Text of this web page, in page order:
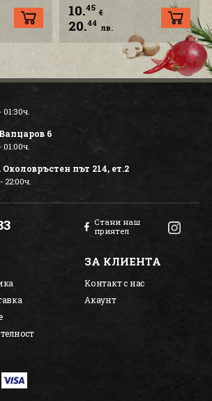
10.45 €
20.44 лв.
01:30ч.
6
01:00ч.
път 214, ет.2
22:00ч.
Стани наш
приятел
ЗА КЛИЕНТА
Контакт с нас
Акаунт